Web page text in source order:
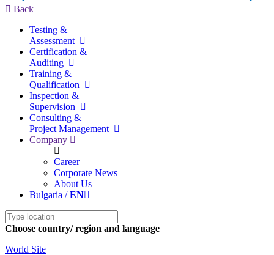
Back
Testing &
Assessment
Certification &
Auditing
Training &
Qualification
Inspection &
Supervision
Consulting &
Project Management
Company
Career
Corporate News
About Us
Bulgaria /EN
Choose country/ region and language
World Site